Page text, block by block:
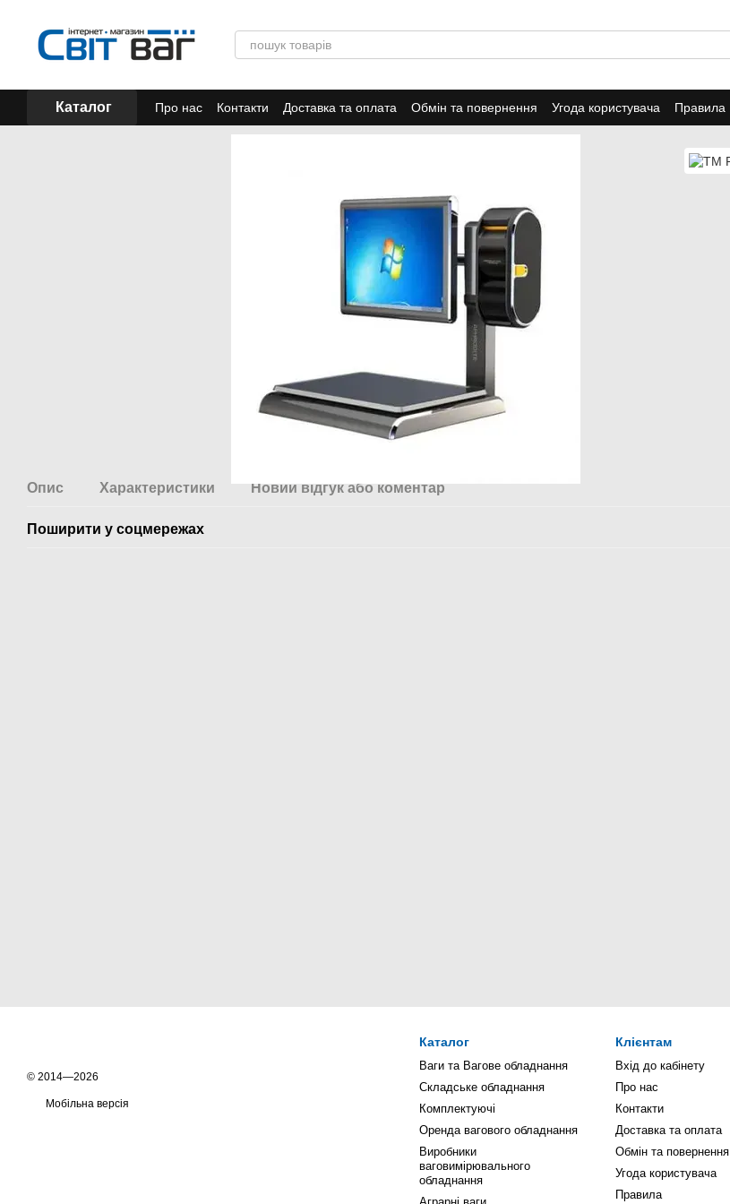
Каталог Про нас Контакти Доставка та оплата Обмін та повернення Угода користувача Правила
Акції
Опис Характеристики Новий відгук або коментар
Поширити у соцмережах
© 2014—2026
Мобільна версія
Каталог
Ваги та Вагове обладнання
Складське обладнання
Комплектуючі
Оренда вагового обладнання
Виробники
ваговимірювального
обладнання
Клієнтам
Вхід до кабінету
Про нас
Контакти
Доставка та оплата
Обмін та повернення
Угода користувача
Правила